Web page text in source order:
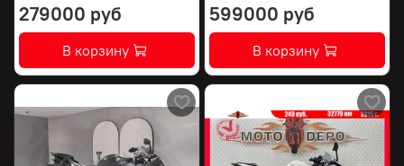
279000 руб
В корзину
599000 руб
В корзину